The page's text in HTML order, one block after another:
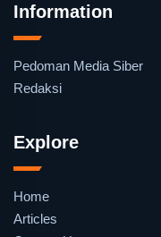
Information
Pedoman Media Siber
Redaksi
Explore
Home
Articles